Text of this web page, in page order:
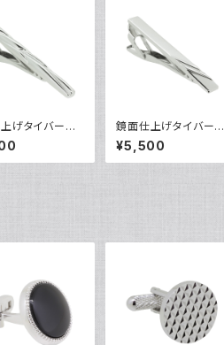
上げタイバー
鏡面仕上げタイバー
VQT-0306
¥5,500